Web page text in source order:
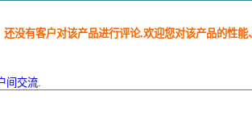
还没有客户对该产品进行评论.欢迎您对该产品的性
间交流.